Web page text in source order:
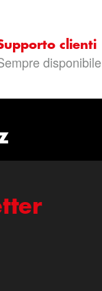
clienti
disponibile